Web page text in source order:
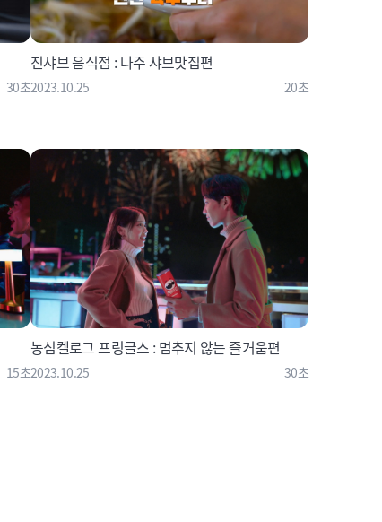
30초
진샤브 음식점 : 나주 샤브맛집편
2023.10.25 20초
15초
농심켈로그 프링글스 : 멈추지 않는 즐거움편
2023.10.25 30초